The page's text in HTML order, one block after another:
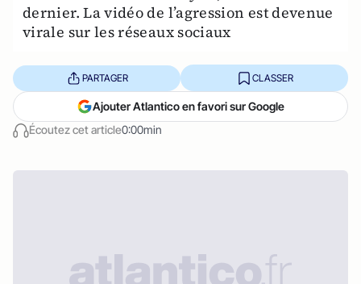
dernier. La vidéo de l’agression est devenue
virale sur les réseaux sociaux
Écoutez cet article0:00min
PARTAGER CLASSER
Ajouter Atlantico en favori sur Google